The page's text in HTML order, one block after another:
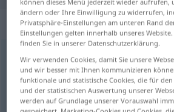
„Theater“: Neutrum
Theatern
Übersicht aller Übersetzungen
(Für mehr Details die Übersetzung
ändern oder Ihre Einwilligung zu widerrufen,
Privatsphäre-Einstellungen am unteren Rand
Einstellungen gelten innerhalb unseres
finden Sie in unserer Datenschutzerklärung.
Wir verwenden Cookies, damit Sie unsere
und wir besser mit Ihnen kommunizieren
funktionale und statistische Cookies, die für
und der statistischen Auswertung unserer
werden auf Grundlage unserer Vorauswahl